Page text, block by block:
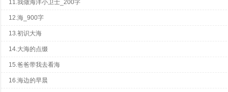
11.我做海洋小卫士_200字
12.海_900字
13.初识大海
14.大海的点缀
15.爸爸带我去看海
16.海边的早晨